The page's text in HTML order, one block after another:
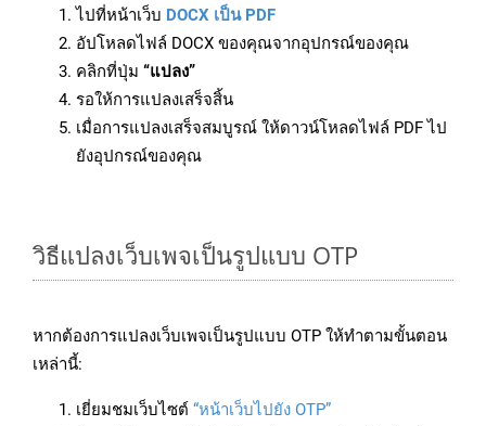
ไปที่หน้าเว็บ DOCX เป็น PDF
อัปโหลดไฟล์ DOCX ของคุณจากอุปกรณ์ของคุณ
คลิกที่ปุ่ม “แปลง”
รอให้การแปลงเสร็จสิ้น
เมื่อการแปลงเสร็จสมบูรณ์ ให้ดาวน์โหลดไฟล์ PDF ไป
ยังอุปกรณ์ของคุณ
วิธีแปลงเว็บเพจเป็นรูปแบบ OTP
หากต้องการแปลงเว็บเพจเป็นรูปแบบ OTP ให้ทำตามขั้นตอน
เหล่านี้:
เยี่ยมชมเว็บไซต์ “หน้าเว็บไปยัง OTP”